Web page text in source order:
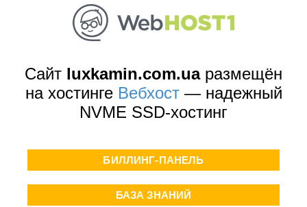
Сайт luxkamin.com.uaразмещён
на хостинге Вебхост— надежный
NVME SSD-хостинг
БИЛЛИНГ-ПАНЕЛЬ
БАЗА ЗНАНИЙ